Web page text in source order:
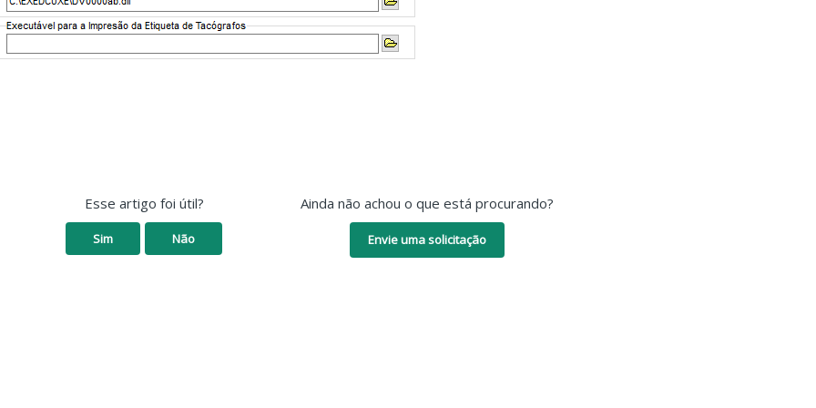
Esse artigo foi útil?
Sim Não
Ainda não achou o que está procurando?
Envie uma solicitação